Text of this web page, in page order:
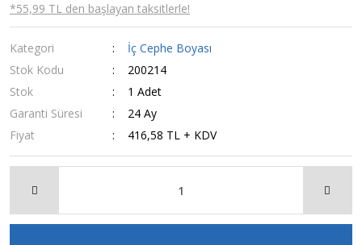
*55,99 TL den başlayan taksitlerle!
Kategori
İç Cephe Boyası
Stok Kodu
200214
Stok
1 Adet
Garanti Süresi
24 Ay
Fiyat
416,58 TL + KDV